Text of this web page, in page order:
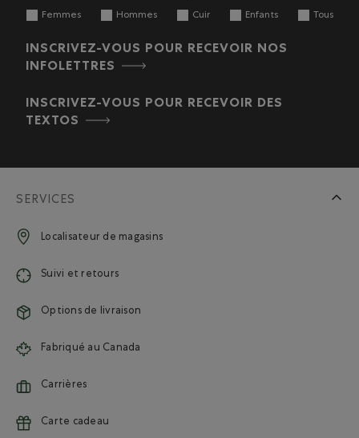
Femmes Hommes Cuir Enfants Tous
INSCRIVEZ-VOUS POUR RECEVOIR NOS
INFOLETTRES
INSCRIVEZ-VOUS POUR RECEVOIR DES
TEXTOS
SERVICES
Localisateur de magasins
Suivi et retours
Options de livraison
Fabriqué au Canada
Carrières
Carte cadeau